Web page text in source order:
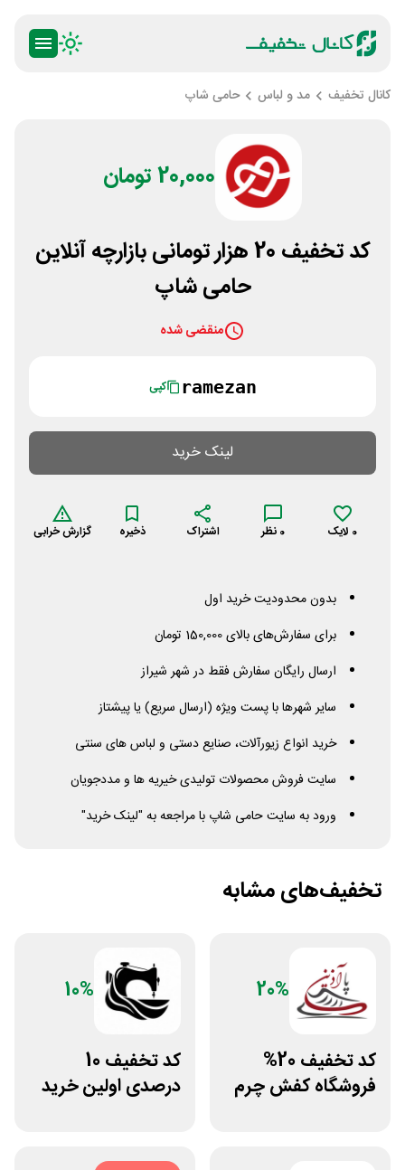
کانال تخفیف مد و لباس حامی شاپ
20,000 تومان
کد تخفیف 20 هزار تومانی بازارچه آنلاین
حامی شاپ
منقضی شده
ramezan کپی
لینک خرید
0 لایک 0 نظر اشتراک ذخیره گزارش خرابی
بدون محدودیت خرید اول
برای سفارش‌های بالای 150,000 تومان
ارسال رایگان سفارش فقط در شهر شیراز
سایر شهرها با پست ویژه (ارسال سریع) یا پیشتاز
خرید انواع زیورآلات، صنایع دستی و لباس های سنتی
سایت فروش محصولات تولیدی خیریه ها و مددجویان
ورود به سایت حامی شاپ با مراجعه به "لینک خرید"
تخفیف‌های مشابه
20%
کد تخفیف 20%
فروشگاه کفش چرم
10%
کد تخفیف 10
درصدی اولین خرید